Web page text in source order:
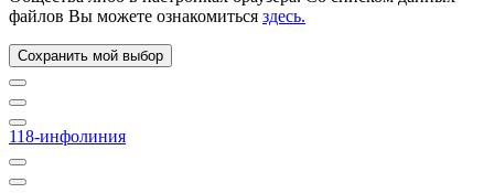
файлов Вы можете ознакомиться здесь.
Сохранить мой выбор
118-инфолиния